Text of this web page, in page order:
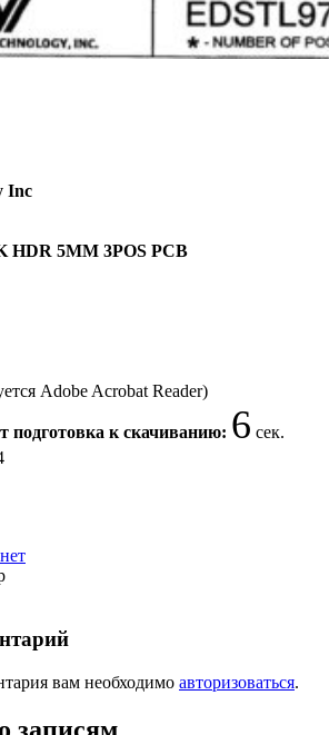
Inc
5MM 3POS PCB
Adobe Acrobat Reader)
подготовка к скачиванию: 6 сек.
вам необходимо авторизоваться.
записям